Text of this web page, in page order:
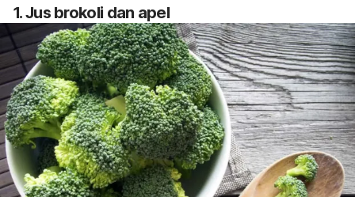
1. Jus brokoli dan apel